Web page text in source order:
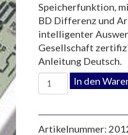
Speicherfunktion,
BD Differenz und
intelligenter
Gesellschaft
Anleitung Deutsch.
Blutdruckmessgerät
Nissei
In den
Artikelnummer: